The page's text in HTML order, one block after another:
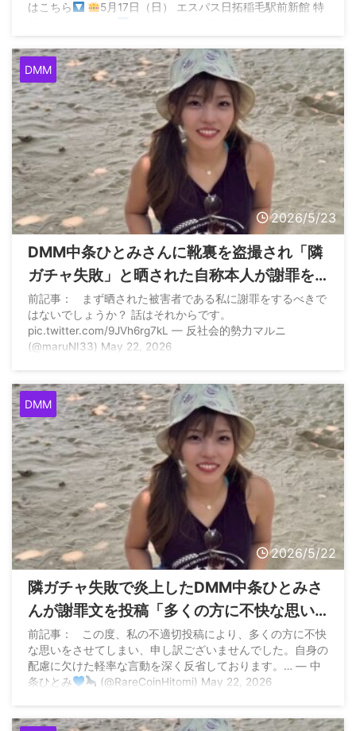
はこちら
5月17日（日） エスパス日拓稲毛駅前新館 特
＠DMMぱちタウン ...
DMM
2026/5/23
DMM中条ひとみさんに靴裏を盗撮され「隣
ガチャ失敗」と晒された自称本人が謝罪を
要求www
前記事： まず晒された被害者である私に謝罪をするべきで
はないでしょうか？ 話はそれからです。
pic.twitter.com/9JVh6rg7kL — 反社会的勢力マルニ
(@maruNI33) May 22, 2026
DMM
2026/5/22
隣ガチャ失敗で炎上したDMM中条ひとみさ
んが謝罪文を投稿「多くの方に不快な思い
をさせてしまい、申し訳ございませんでし
た。自身の配慮に欠けた軽率な言動を深く
反省しております。」
前記事： この度、私の不適切投稿により、多くの方に不快
な思いをさせてしまい、申し訳ございませんでした。自身の
配慮に欠けた軽率な言動を深く反省しております。… — 中
条ひとみ
(@RareCoinHitomi) May 22, 2026